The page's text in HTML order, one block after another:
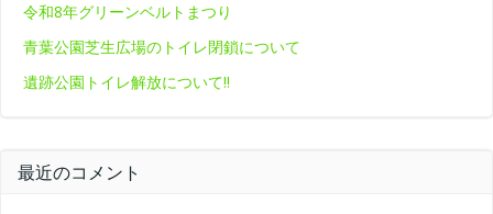
令和8年グリーンベルトまつり
青葉公園芝生広場のトイレ閉鎖について
遺跡公園トイレ解放について‼
最近のコメント